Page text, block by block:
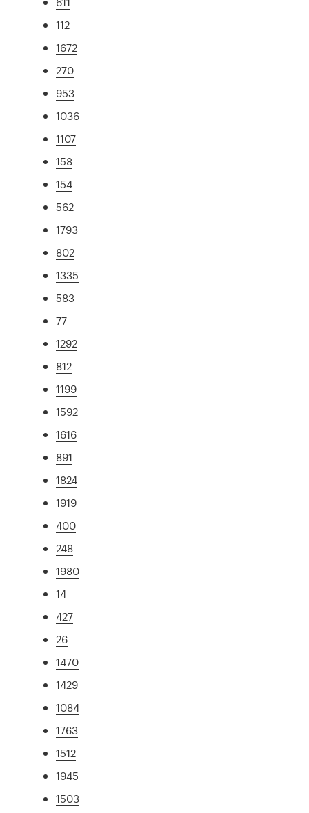
112
1672
270
953
1036
1107
158
154
562
1793
802
1335
583
77
1292
812
1199
1592
1616
891
1824
1919
400
248
1980
14
427
26
1470
1429
1084
1763
1512
1945
1503